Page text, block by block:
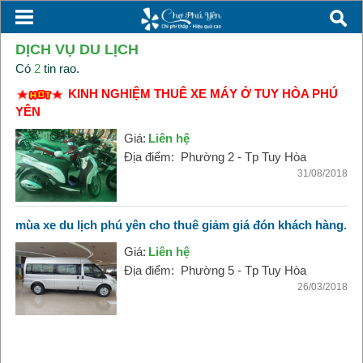
DỊCH VỤ DU LỊCH
Có 2tin rao.
KINH NGHIỆM THUÊ XE MÁY Ở TUY HÒA PHÚ
YÊN
Giá: Liên hệ
Địa điểm: Phường 2 - Tp Tuy Hòa
31/08/2018
mùa xe du lịch phú yên cho thuê giảm giá đón khách hàng.
Giá: Liên hệ
Địa điểm: Phường 5 - Tp Tuy Hòa
26/03/2018